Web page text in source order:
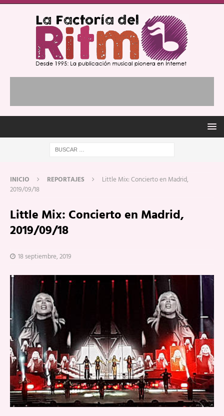
INICIO REPORTAJES
Little Mix: Concierto en Madrid,
2019/09/18
Little Mix: Concierto en Madrid,
2019/09/18
18 septiembre, 2019